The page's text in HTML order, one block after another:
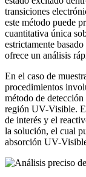
transiciones
este método puede
cuantitativa única
estrictamente
ofrece un análisis
En el caso de
procedimientos
método de
región UV-Visible.
de interés y el
la solución, el cual
absorción UV-